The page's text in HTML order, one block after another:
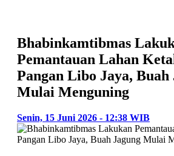
Bhabinkamtibmas
Pemantauan Lahan
Pangan Libo Jaya, Buah
Mulai Menguning
Senin, 15 Juni 2026 - 12:38 WIB